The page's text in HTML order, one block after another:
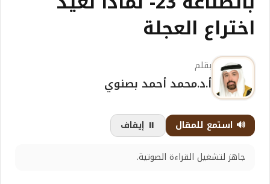
اختراع العجلة
بقلم
أ.د.محمد أحمد بصنوي
🔊 استمع للمقال
⏸️ إيقاف
جاهز لتشغيل القراءة الصوتية.